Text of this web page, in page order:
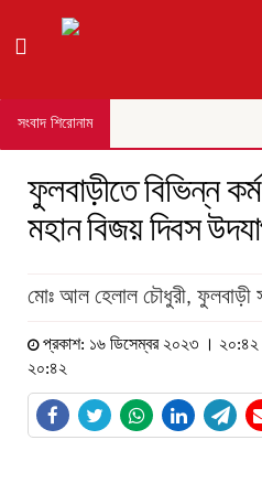
সংবাদ শিরোনাম
ফুলবাড়ীতে বিভিন্ন
মহান বিজয় দিবস
মোঃ আল হেলাল চৌধুরী, ফুলবাড়ী
প্রকাশ: ১৬ ডিসেম্বর ২০২৩ ।
২০:৪২